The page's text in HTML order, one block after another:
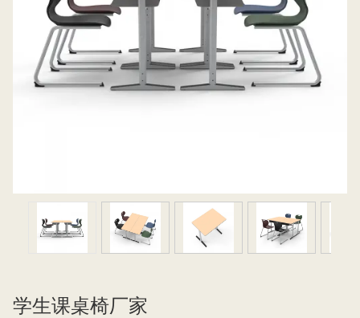
学生课桌椅厂家